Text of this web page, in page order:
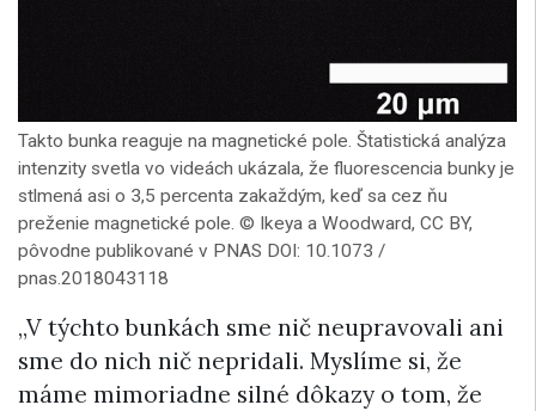
Takto bunka reaguje na magnetické pole. Štatistická analýza
intenzity svetla vo videách ukázala, že fluorescencia bunky je
stlmená asi o 3,5 percenta zakaždým, keď sa cez ňu
preženie magnetické pole. © Ikeya a Woodward, CC BY,
pôvodne publikované v PNAS DOI: 10.1073 /
pnas.2018043118
„V týchto bunkách sme nič neupravovali ani
sme do nich nič nepridali. Myslíme si, že
máme mimoriadne silné dôkazy o tom, že